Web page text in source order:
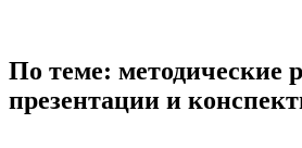
По теме: методические
презентации и